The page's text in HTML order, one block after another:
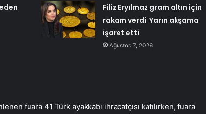
Filiz Eryılmaz gram altın için
rakam verdi: Yarın akşama
işaret etti
Ağustos 7, 2026
fuara 41 Türk ayakkabı ihracatçısı katılırken, fuara